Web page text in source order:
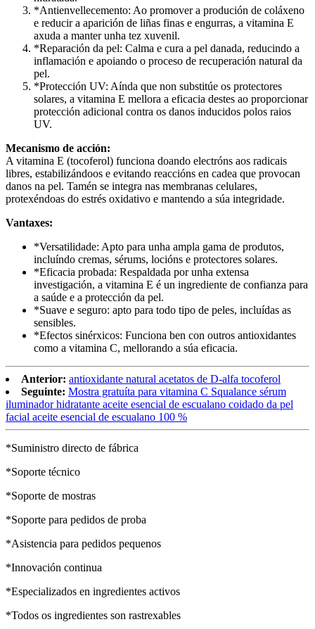
*Antienvellecemento: Ao promover a produción de coláxeno
e reducir a aparición de liñas finas e engurras, a vitamina E
axuda a manter unha tez xuvenil.
*Reparación da pel: Calma e cura a pel danada, reducindo a
inflamación e apoiando o proceso de recuperación natural da
pel.
*Protección UV: Aínda que non substitúe os protectores
solares, a vitamina E mellora a eficacia destes ao proporcionar
protección adicional contra os danos inducidos polos raios
UV.
Mecanismo de acción:
A vitamina E (tocoferol) funciona doando electróns aos radicais
libres, estabilizándoos e evitando reaccións en cadea que provocan
danos na pel. Tamén se integra nas membranas celulares,
protexéndoas do estrés oxidativo e mantendo a súa integridade.
Vantaxes:
*Versatilidade: Apto para unha ampla gama de produtos,
incluíndo cremas, sérums, locións e protectores solares.
*Eficacia probada: Respaldada por unha extensa
investigación, a vitamina E é un ingrediente de confianza para
a saúde e a protección da pel.
*Suave e seguro: apto para todo tipo de peles, incluídas as
sensibles.
*Efectos sinérxicos: Funciona ben con outros antioxidantes
como a vitamina C, mellorando a súa eficacia.
Anterior: antioxidante natural acetatos de D-alfa tocoferol
Seguinte: Mostra gratuíta para vitamina C Squalance sérum
iluminador hidratante aceite esencial de escualano coidado da pel
facial aceite esencial de escualano 100 %
*Suministro directo de fábrica
*Soporte técnico
*Soporte de mostras
*Soporte para pedidos de proba
*Asistencia para pedidos pequenos
*Innovación continua
*Especializados en ingredientes activos
*Todos os ingredientes son rastrexables